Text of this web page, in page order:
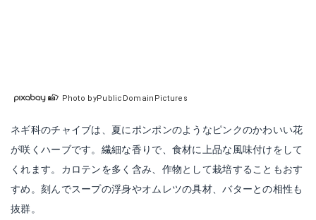
Photo byPublicDomainPictures
ネギ科のチャイブは、夏にポンポンのようなピンクのかわいい花
が咲くハーブです。繊細な香りで、食材に上品な風味付けをして
くれます。カロテンを多く含み、作物として栽培することもおす
すめ。刻んでスープの浮身やオムレツの具材、バターとの相性も
抜群。